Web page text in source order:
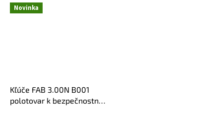
Novinka
Kľúče FAB 3.00N B001
polotovar k bezpečnostnej